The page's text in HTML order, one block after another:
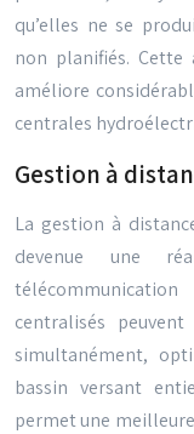
qu’elles ne se
non planifiés. Cette
améliore
centrales
Gestion à
La gestion à
devenue une
centralisés
simultanément,
bassin versant
permet une